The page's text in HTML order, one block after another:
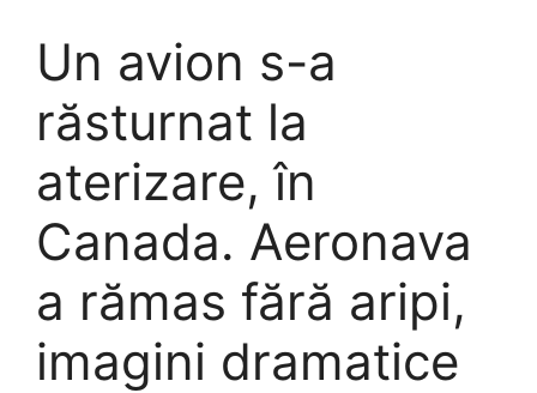
Un avion s-a
răsturnat la
aterizare, în
Canada. Aeronava
a rămas fără aripi,
imagini dramatice